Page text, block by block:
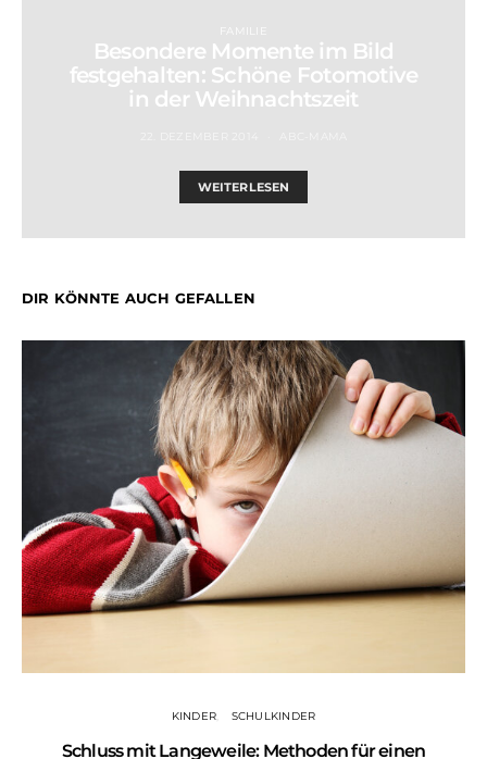
FAMILIE
Besondere Momente im Bild
festgehalten: Schöne Fotomotive
in der Weihnachtszeit
WEITERLESEN
DIR KÖNNTE AUCH GEFALLEN
KINDER SCHULKINDER
Schluss mit Langeweile: Methoden für einen